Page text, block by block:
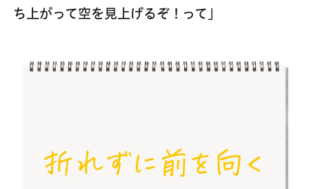
ち上がって空を見上げるぞ！って」